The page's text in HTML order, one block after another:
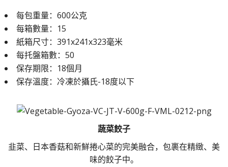
每包重量：600公克
每箱數量：15
紙箱尺寸：391x241x323毫米
每托盤箱數：50
保存期限：18個月
保存溫度：冷凍於攝氏-18度以下
蔬菜餃子
韭菜、日本香菇和新鮮捲心菜的完美融合，包裹在精緻、美
味的餃子中。